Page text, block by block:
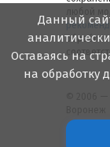
© 2006
Данный
Оставаясь на
на обработку